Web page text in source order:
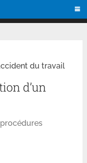
du travail
d’un